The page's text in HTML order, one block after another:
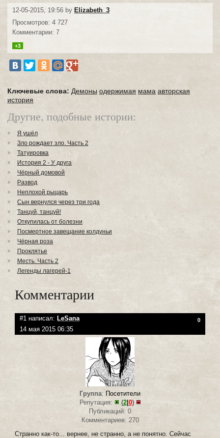
12-05-2015, 19:56 by Elizabeth_3
Просмотров: 4 727
Комментарии: 7
+3
Ключевые слова: Демоны одержимая мама авторская
история
Другие, подобные истории:
Я ушёл
Зло рождает зло. Часть 2
Татуировка
История 2 - У друга
Чёрный домовой
Развод
Неплохой рыцарь
Сын вернулся через три года
Танцуй, танцуй!
Откупилась от болезни
Посмертное завещание колдуньи
Чёрная роза
Проклятье
Месть. Часть 2
Легенды лагерей-1
Комментарии
#1 написал: LeSana 0
14 мая 2015 06:35
Группа: Посетители
Репутация:
(2| 0)
Публикаций: 0
Комментариев: 270
Странно как-то... вернее, не странно, а не понятно. Сейчас